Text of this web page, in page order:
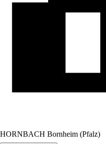
HORNBACH Bornheim (Pfalz)